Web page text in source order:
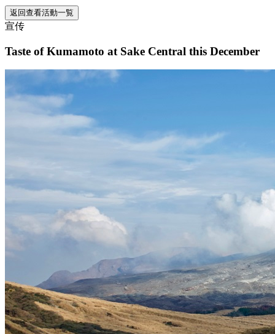
返回查看活動一覧
宣传
Taste of Kumamoto at Sake Central this December